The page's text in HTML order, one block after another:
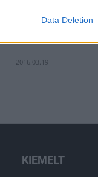
Data Deletion
Szekszárd is
Maratonnak
2016.03.19
KIEMELT